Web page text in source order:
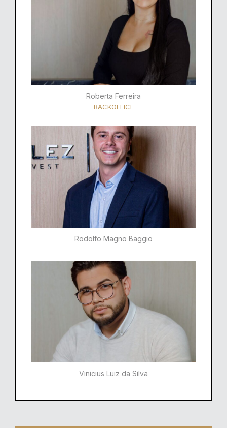
Roberta Ferreira
BACKOFFICE
Rodolfo Magno Baggio​​
Vinicius Luiz da Silva